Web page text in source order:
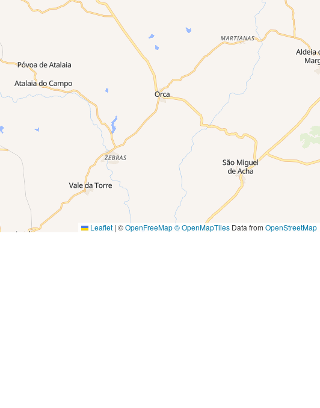
Leaflet | ©OpenFreeMap© OpenMapTiles Data from OpenStreetMap